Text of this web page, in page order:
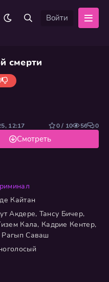
Войти
смерти
Кайтан
Акдере, Тансу Бичер,
Кала, Кадрие Кентер,
Саваш
Смотреть
12:17 0 / 10 56 0